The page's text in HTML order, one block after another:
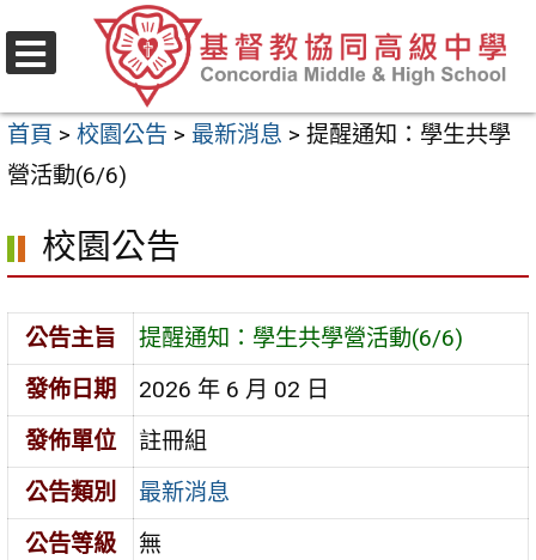
至
要
內
區
首頁 > 校園公告 > 最新消息 > 提醒通知：學生共學
營活動(6/6)
校園公告
公告主旨
提醒通知：學生共學營活動(6/6)
發佈日期
2026 年 6 月 02 日
發佈單位
註冊組
公告類別
最新消息
公告等級
無
選
單